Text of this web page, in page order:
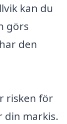
kan du
görs
den
risken för
din markis.